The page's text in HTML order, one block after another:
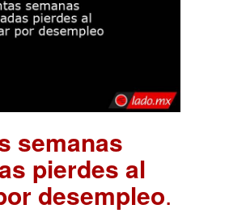
semanas
pierdes al
desempleo.